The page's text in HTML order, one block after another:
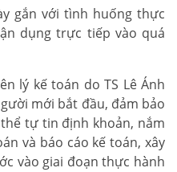
gắn với tình huống thực
dụng trực tiếp vào quá
lý kế toán do TS Lê Ánh
mới bắt đầu, đảm bảo
tự tin định khoản, nắm
và báo cáo kế toán, xây
vào giai đoạn thực hành